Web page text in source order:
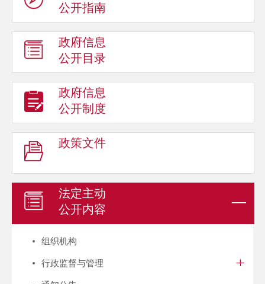
公开指南
政府信息
公开目录
政府信息
公开制度
政策文件
法定主动
公开内容
组织机构
行政监督与管理